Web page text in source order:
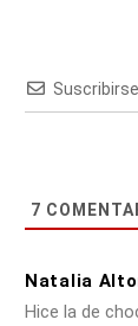
Suscribirse
7
Natalia
Hice la de